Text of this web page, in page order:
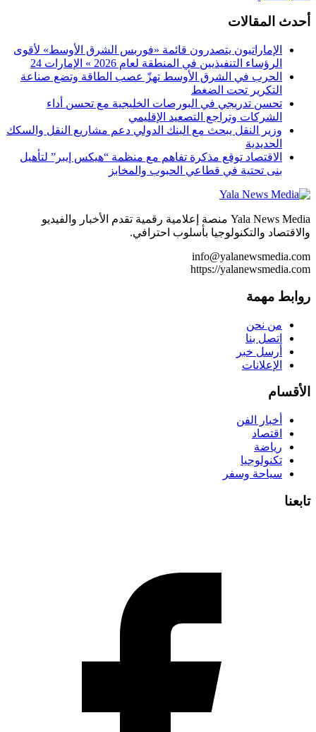
أحدث المقالات
الإماراتيون يتصدرون قائمة «فوربس الشرق الأوسط» لأقوى
الرؤساء التنفيذيين في المنطقة لعام 2026 » الإمارات 24
الحرب في الشرق الأوسط تهزّ عصب الطاقة وتضع صناعة
التكرير تحت الضغط
تحسن تدريجي في البورصات الخليجية مع تحسن أداء
الشركات وتراجع التصعيد الإقليمي
وزير النقل يبحث مع البنك الدولي دعم مشاريع النقل والسكك
الحديدية
الاقتصاد توقع مذكرة تفاهم ‏مع منظمة “هيكس إيبر” لتأهيل
بنى تحتية في قطاعي الحبوب والمخابز
Yala News Media منصة إعلامية رقمية تقدم الأخبار والفيديو
والاقتصاد والتكنولوجيا بأسلوب احترافي.
info@yalanewsmedia.com
https://yalanewsmedia.com
روابط مهمة
من نحن
اتصل بنا
أرسل خبر
الإعلانات
الأقسام
أخبار الفن
اقتصاد
رياضة
تكنولوجيا
سياحة وسفر
تابعنا